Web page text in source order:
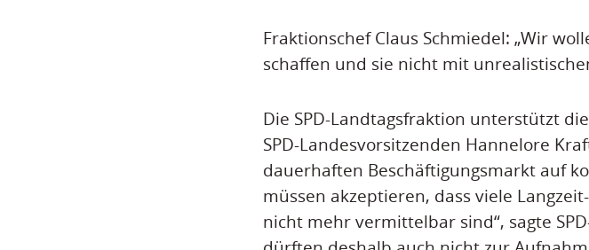
Fraktionschef Claus Schmiedel: „Wir
schaffen und sie nicht mit
Die SPD-Landtagsfraktion unterstützt
SPD-Landesvorsitzenden Hannelore
dauerhaften Beschäftigungsmarkt auf
müssen akzeptieren, dass viele
nicht mehr vermittelbar sind“, sagte